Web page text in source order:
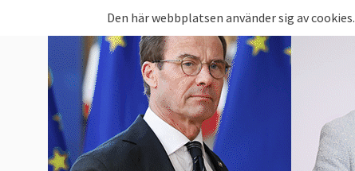
Den här webbplatsen använder sig av cookies.